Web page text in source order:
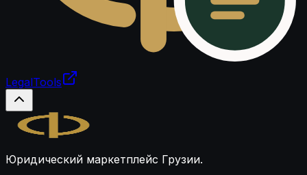
LegalTools
Загрузка аккаунта
Юридический маркетплейс Грузии.